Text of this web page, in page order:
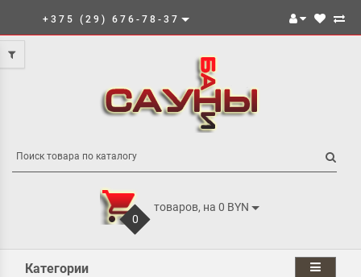
+375 (29) 676-78-37
0
товаров, на 0 BYN
Категории